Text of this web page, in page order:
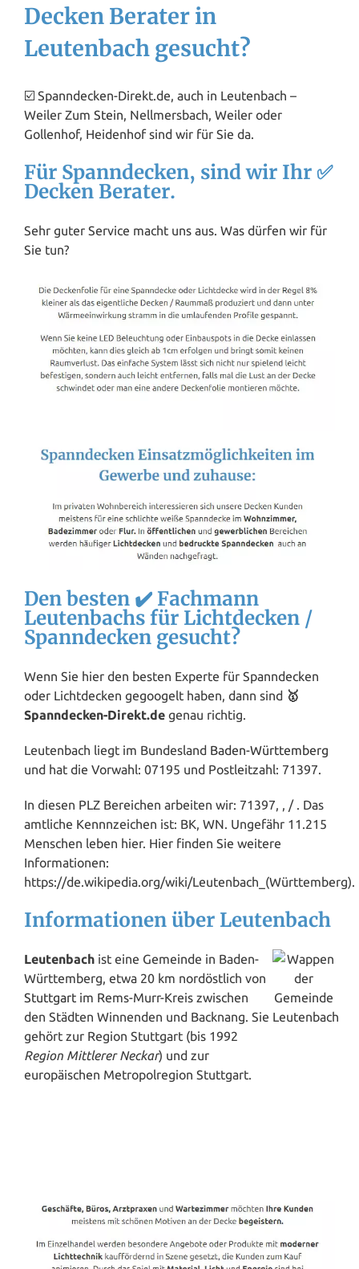
Decken Berater in
Leutenbach gesucht?
☑️ Spanndecken-Direkt.de, auch in Leutenbach –
Weiler Zum Stein , Nellmersbach, Weiler oder
Gollenhof, Heidenhof sind wir für Sie da.
Für Spanndecken, sind wir Ihr ✅
Decken Berater.
Sehr guter Service macht uns aus. Was dürfen wir für
Sie tun?
Den besten ✔️ Fachmann
Leutenbachs für Lichtdecken /
Spanndecken gesucht?
Wenn Sie hier den besten Experte für Spanndecken
oder Lichtdecken gegoogelt haben, dann sind 🥇
Spanndecken-Direkt.de genau richtig.
Leutenbach liegt im Bundesland Baden-Württemberg
und hat die Vorwahl: 07195 und Postleitzahl: 71397.
In diesen PLZ Bereichen arbeiten wir: 71397, , / . Das
amtliche Kennnzeichen ist: BK, WN. Ungefähr 11.215
Menschen leben hier. Hier finden Sie weitere
Informationen:
https://de.wikipedia.org/wiki/Leutenbach_(Württemberg).
Informationen über Leutenbach
Leutenbach ist eine Gemeinde in Baden-
Württemberg, etwa 20 km nordöstlich von
Stuttgart im Rems-Murr-Kreis zwischen
den Städten Winnenden und Backnang. Sie
gehört zur Region Stuttgart (bis 1992
Region Mittlerer Neckar) und zur
europäischen Metropolregion Stuttgart.